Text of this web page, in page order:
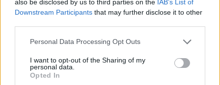
also be disclosed by us to third parties on the IAB’s List of
Downstream Participants that may further disclose it to other
Please note that this website/app uses one or more Google
not limited to your visit or usage behaviour. You may click to
grant or deny consent to Google and its third-party tags to
use your data for below specified purposes in below Google
Personal Data Processing Opt Outs
I want to opt-out of the Sharing of my
personal data.
Opted In
hat másodperccel vezet Russell előtt, Leclerc tempóját
hozza...
közelségben lesz.